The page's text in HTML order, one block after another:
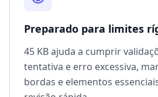
Preparado para limites
45 KB ajuda a cumprir
tentativa e erro excessiva,
bordas e elementos